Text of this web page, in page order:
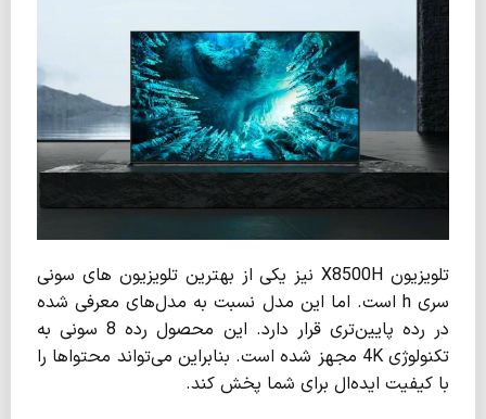
تلویزیون X8500H نیز یکی از بهترین تلویزیون های سونی
سری h است. اما این مدل نسبت به مدل‌های معرفی شده
در رده پایین‌تری قرار دارد. این محصول رده 8 سونی به
تکنولوژی 4K مجهز شده است. بنابراین می‌تواند محتواها را
با کیفیت ایده‌ال برای شما پخش کند.